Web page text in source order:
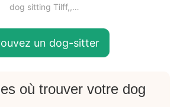
dog sitting Tilff,,…
un dog-sitter
où trouver votre dog